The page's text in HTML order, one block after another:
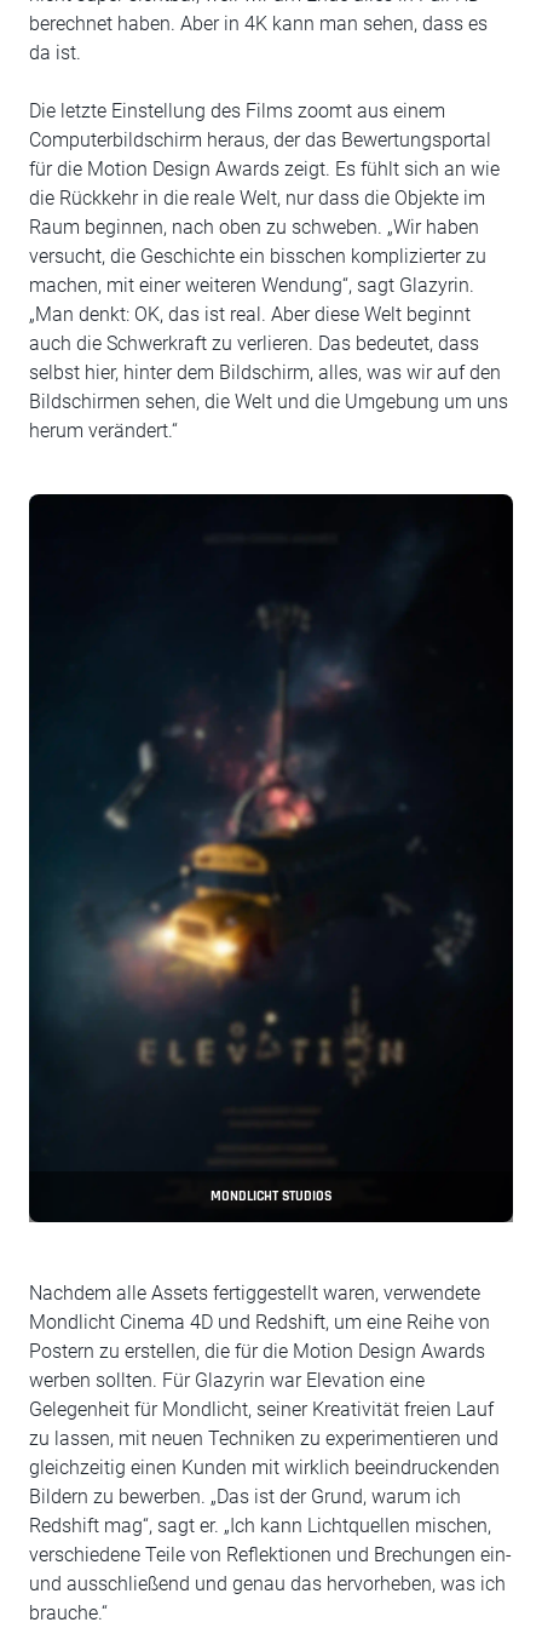
berechnet haben. Aber in 4K kann man sehen, dass es
da ist.
Die letzte Einstellung des Films zoomt aus einem
Computerbildschirm heraus, der das Bewertungsportal
für die Motion Design Awards zeigt. Es fühlt sich an wie
die Rückkehr in die reale Welt, nur dass die Objekte im
Raum beginnen, nach oben zu schweben. „Wir haben
versucht, die Geschichte ein bisschen komplizierter zu
machen, mit einer weiteren Wendung“, sagt Glazyrin.
„Man denkt: OK, das ist real. Aber diese Welt beginnt
auch die Schwerkraft zu verlieren. Das bedeutet, dass
selbst hier, hinter dem Bildschirm, alles, was wir auf den
Bildschirmen sehen, die Welt und die Umgebung um uns
herum verändert.“
MONDLICHT STUDIOS
Nachdem alle Assets fertiggestellt waren, verwendete
Mondlicht Cinema 4D und Redshift, um eine Reihe von
Postern zu erstellen, die für die Motion Design Awards
werben sollten. Für Glazyrin war Elevation eine
Gelegenheit für Mondlicht, seiner Kreativität freien Lauf
zu lassen, mit neuen Techniken zu experimentieren und
gleichzeitig einen Kunden mit wirklich beeindruckenden
Bildern zu bewerben. „Das ist der Grund, warum ich
Redshift mag“, sagt er. „Ich kann Lichtquellen mischen,
verschiedene Teile von Reflektionen und Brechungen ein-
und ausschließend und genau das hervorheben, was ich
brauche.“